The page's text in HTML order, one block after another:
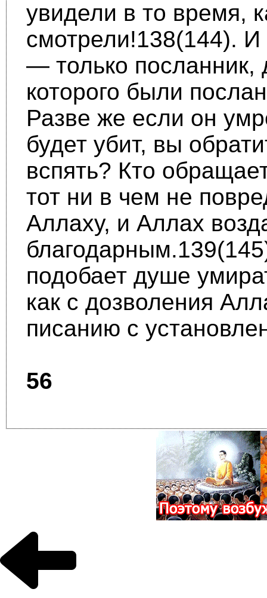
увидели в то время,
смотрели!138(144).
— только посланник,
которого были
Разве же если он
будет убит, вы
вспять? Кто
тот ни в чем не
Аллаху, и Аллах
подобает душе
как с дозволения
писанию с
56